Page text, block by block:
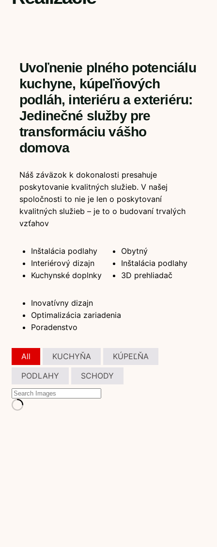
Uvoľnenie plného potenciálu
kuchyne, kúpeľňových
podláh, interiéru a exteriéru:
Jedinečné služby pre
transformáciu vášho
domova
Náš záväzok k dokonalosti presahuje
poskytovanie kvalitných služieb. V našej
spoločnosti to nie je len o poskytovaní
kvalitných služieb – je to o budovaní trvalých
vzťahov
Inštalácia podlahy
Interiérový dizajn
Kuchynské doplnky
Obytný
Inštalácia podlahy
3D prehliadač
Inovatívny dizajn
Optimalizácia zariadenia
Poradenstvo
All KUCHYŇA
KÚPEĽŇA
PODLAHY
SCHODY